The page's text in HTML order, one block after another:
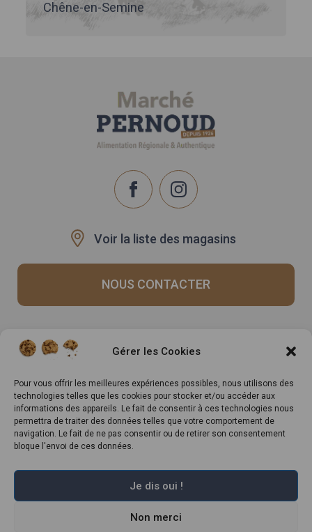
Gérer les Cookies
Pour vous offrir les meilleures expériences possibles, nous utilisons des
technologies telles que les cookies pour stocker et/ou accéder aux
informations des appareils. Le fait de consentir à ces technologies nous
permettra de traiter des données telles que votre comportement de
navigation. Le fait de ne pas consentir ou de retirer son consentement
bloque l'envoi de ces données.
Je dis oui !
Non merci
Chêne-en-Semine
Voir la liste des magasins
NOUS CONTACTER
Recrutement
Rappels produits
Inscrivez-vous à notre
newsletter